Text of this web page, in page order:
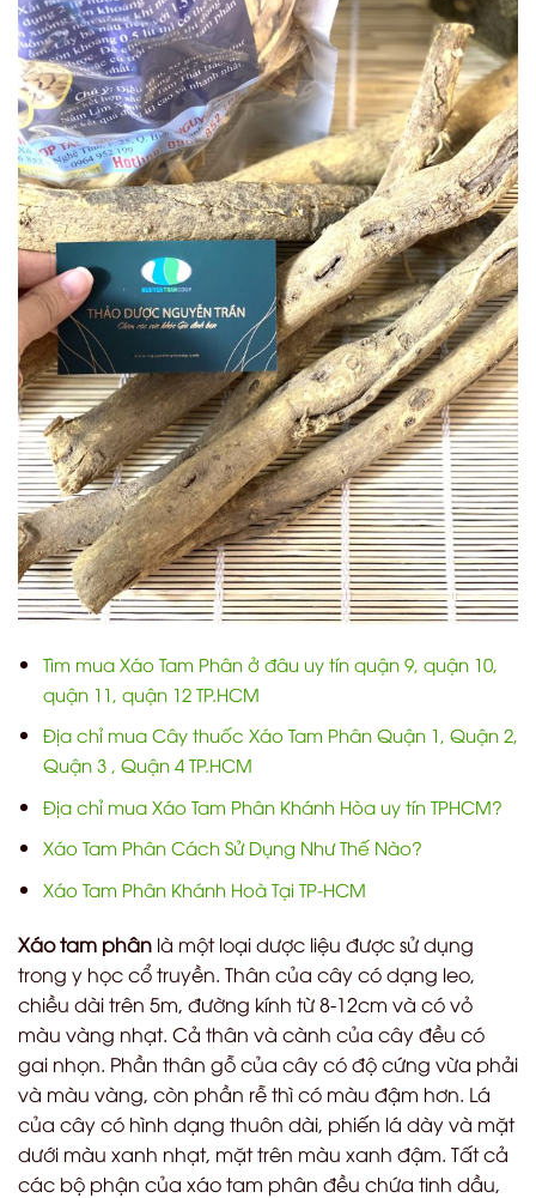
Tìm mua Xáo Tam Phân ở đâu uy tín quận 9, quận 10,
quận 11, quận 12 TP.HCM
Địa chỉ mua Cây thuốc Xáo Tam Phân Quận 1, Quận 2,
Quận 3 , Quận 4 TP.HCM
Địa chỉ mua Xáo Tam Phân Khánh Hòa uy tín TPHCM?
Xáo Tam Phân Cách Sử Dụng Như Thế Nào?
Xáo Tam Phân Khánh Hoà Tại TP-HCM
Xáo tam phân là một loại dược liệu được sử dụng
trong y học cổ truyền. Thân của cây có dạng leo,
chiều dài trên 5m, đường kính từ 8-12cm và có vỏ
màu vàng nhạt. Cả thân và cành của cây đều có
gai nhọn. Phần thân gỗ của cây có độ cứng vừa phải
và màu vàng, còn phần rễ thì có màu đậm hơn. Lá
của cây có hình dạng thuôn dài, phiến lá dày và mặt
dưới màu xanh nhạt, mặt trên màu xanh đậm. Tất cả
các bộ phận của xáo tam phân đều chứa tinh dầu,